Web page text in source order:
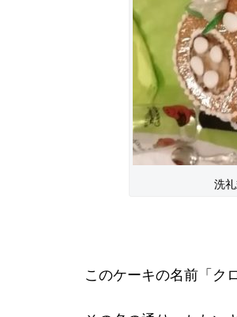
洗
このケーキの名前「ク